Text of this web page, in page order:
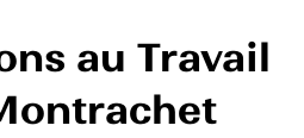
au Travail